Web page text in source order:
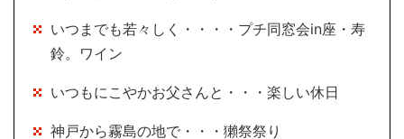
いつまでも若々しく・・・・プチ同窓会in座・寿
鈴。ワイン
いつもにこやかお父さんと・・・楽しい休日
神戸から霧島の地で・・・獺祭祭り